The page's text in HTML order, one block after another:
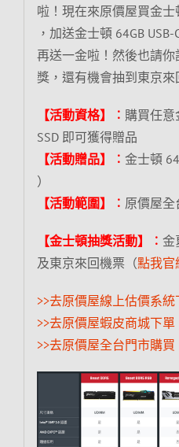
啦！現在來原價屋買金士
，加送金士頓 64GB
再送一金啦！然後也請
獎，還有機會抽到東京來
【活動資格】︰ 購買任意
SSD 即可獲得贈品
【活動贈品】︰ 金士頓
）
【活動範圍】︰ 原價屋
【金士頓抽獎活動】︰ 金
及東京來回機票（點我官
>>去原價屋線上估價系統
>>去原價屋蝦皮商城下單
>>去原價屋全台門市購買